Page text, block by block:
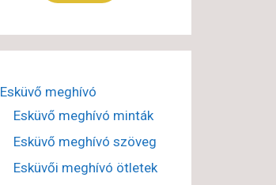
Esküvő meghívó
Esküvő meghívó minták
Esküvő meghívó szöveg
Esküvői meghívó ötletek